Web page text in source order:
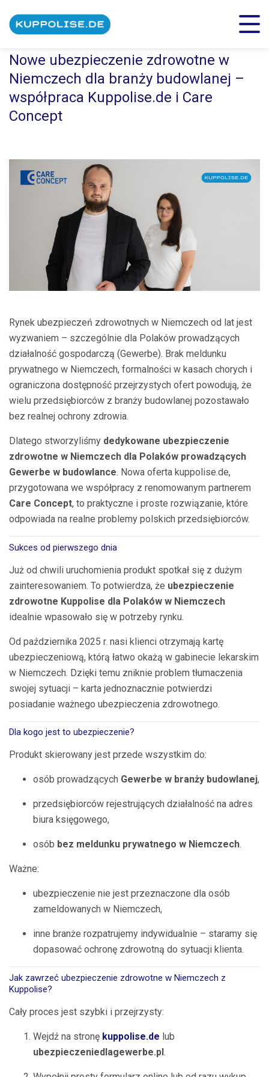
Nowe ubezpieczenie zdrowotne w
Niemczech dla branży budowlanej –
współpraca Kuppolise.de i Care
Concept
Rynek ubezpieczeń zdrowotnych w Niemczech od lat jest
wyzwaniem – szczególnie dla Polaków prowadzących
działalność gospodarczą (Gewerbe). Brak meldunku
prywatnego w Niemczech, formalności w kasach chorych i
ograniczona dostępność przejrzystych ofert powodują, że
wielu przedsiębiorców z branży budowlanej pozostawało
bez realnej ochrony zdrowia.
Dlatego stworzyliśmy dedykowane ubezpieczenie
zdrowotne w Niemczech dla Polaków prowadzących
Gewerbe w budowlance. Nowa oferta kuppolise.de,
przygotowana we współpracy z renomowanym partnerem
Care Concept, to praktyczne i proste rozwiązanie, które
odpowiada na realne problemy polskich przedsiębiorców.
Sukces od pierwszego dnia
Już od chwili uruchomienia produkt spotkał się z dużym
zainteresowaniem. To potwierdza, że ubezpieczenie
zdrowotne Kuppolise dla Polaków w Niemczech
idealnie wpasowało się w potrzeby rynku.
Od października 2025 r. nasi klienci otrzymają kartę
ubezpieczeniową, którą łatwo okażą w gabinecie lekarskim
w Niemczech. Dzięki temu zniknie problem tłumaczenia
swojej sytuacji – karta jednoznacznie potwierdzi
posiadanie ważnego ubezpieczenia zdrowotnego.
Dla kogo jest to ubezpieczenie?
Produkt skierowany jest przede wszystkim do:
osób prowadzących Gewerbe w branży budowlanej,
przedsiębiorców rejestrujących działalność na adres
biura księgowego,
osób bez meldunku prywatnego w Niemczech.
Ważne:
ubezpieczenie nie jest przeznaczone dla osób
zameldowanych w Niemczech,
inne branże rozpatrujemy indywidualnie – staramy się
dopasować ochronę zdrowotną do sytuacji klienta.
Jak zawrzeć ubezpieczenie zdrowotne w Niemczech z
Kuppolise?
Cały proces jest szybki i przejrzysty:
Wejdź na stronę kuppolise.de lub
ubezpieczeniedlagewerbe.pl .